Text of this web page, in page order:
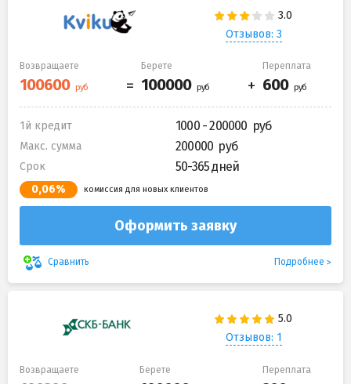
Отзывов: 3
Возвращаете Берете Переплата
1й кредит 1000 - 200000
Макс. сумма 200000
Срок 50-365 дней
0,06% комиссия для новых клиентов
Оформить заявку
Сравнить Подробнее
Отзывов: 1
Возвращаете Берете Переплата